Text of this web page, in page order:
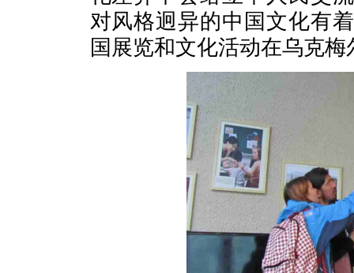
对风格迥异的中国文化有
国展览和文化活动在乌克